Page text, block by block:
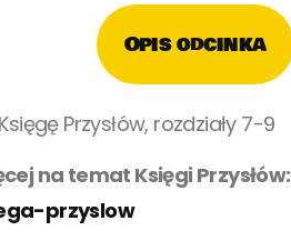
Opis odcinka
Przysłów, rozdziały 7-9
na temat Księgi Przysłów:
przyslow